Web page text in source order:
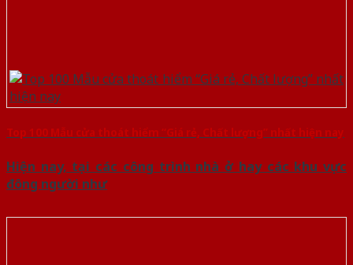
Top 100 Mẫu cửa thoát hiểm “Giá rẻ, Chất lượng” nhất hiện nay
Hiện nay, tại các công trình nhà ở hay các khu vực
đông người như